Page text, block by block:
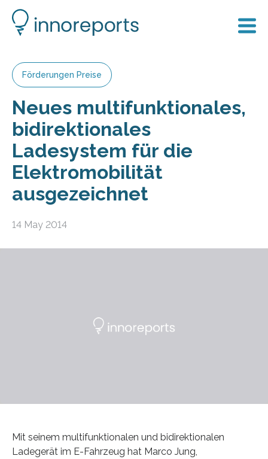
Förderungen Preise
Neues multifunktionales,
bidirektionales
Ladesystem für die
Elektromobilität
ausgezeichnet
14 May 2014
Mit seinem multifunktionalen und bidirektionalen
Ladegerät im E-Fahrzeug hat Marco Jung,